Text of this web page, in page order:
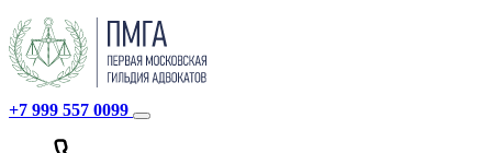
+7 999 557 0099